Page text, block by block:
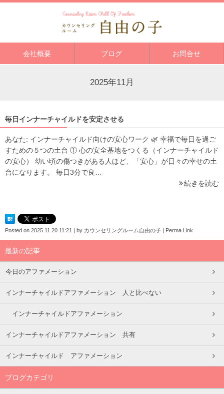
会社概要 ブログ お問合せ
2025年11月
毎日インナーチャイルドを安定させる
あなた: インナーチャイルド向けの安心ワーク 🌿 幸福で毎日を過ご
すための５つの土台 ① 心の安全基地をつくる（インナーチャイルド
の安心） 幼い頃の傷つきがある人ほど、「安心」が日々の幸せの土
台になります。 毎日3分で良…
続きを読む
Posted on 2025.11.20 11:21 | by カウンセリングルーム自由の子 | Perma Link
最新の記事
今日のアファメーション
インナーチャイルドアファメーション 人と比べない
インナーチャイルドアファメーション
インナーチャイルドアファメーション 共有
インナーチャイルド アファメーション
ブログカテゴリ